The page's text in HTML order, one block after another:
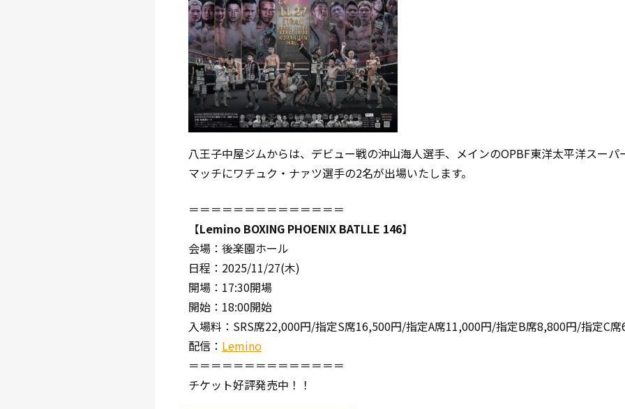
八王子中屋ジムからは、デビュー戦の沖山海人選手、メインのOPBF東洋太平洋スーパ
マッチにワチュク・ナァツ選手の2名が出場いたします。
＝＝＝＝＝＝＝＝＝＝＝＝＝＝
【Lemino BOXING PHOENIX BATLLE 146】
会場：後楽園ホール
日程：2025/11/27(木)
開場：17:30開場
開始：18:00開始
入場料：SRS席22,000円/指定S席16,500円/指定A席11,000円/指定B席8,800円/指定C席
配信： Lemino
＝＝＝＝＝＝＝＝＝＝＝＝＝＝
チケット好評発売中！！